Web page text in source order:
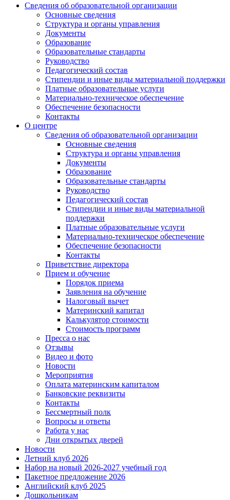
Сведения об образовательной организации
Основные сведения
Структура и органы управления
Документы
Образование
Образовательные стандарты
Руководство
Педагогический состав
Стипендии и иные виды материальной поддержки
Платные образовательные услуги
Материально-техническое обеспечение
Обеспечение безопасности
Контакты
О центре
Сведения об образовательной организации
Основные сведения
Структура и органы управления
Документы
Образование
Образовательные стандарты
Руководство
Педагогический состав
Стипендии и иные виды материальной
поддержки
Платные образовательные услуги
Материально-техническое обеспечение
Обеспечение безопасности
Контакты
Приветствие директора
Прием и обучение
Порядок приема
Заявления на обучение
Налоговый вычет
Материнский капитал
Калькулятор стоимости
Стоимость программ
Пресса о нас
Отзывы
Видео и фото
Новости
Мероприятия
Оплата материнским капиталом
Банковские реквизиты
Контакты
Бессмертный полк
Вопросы и ответы
Работа у нас
Дни открытых дверей
Новости
Летний клуб 2026
Набор на новый 2026-2027 учебный год
Пакетное предложение 2026
Английский клуб 2025
Дошкольникам